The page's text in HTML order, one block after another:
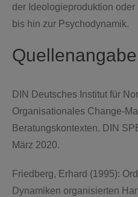
der Ideologieproduktion
bis hin zur Psychodynamik.
Quellenangabe
DIN Deutsches Institut für
Organisationales Change-
Beratungskontexten. DIN
März 2020.
Friedberg, Erhard (1995):
Dynamiken organisierten